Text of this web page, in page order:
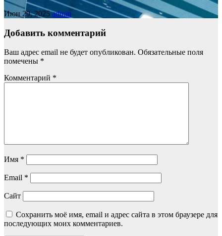
Июн 29, 2025admin
Добавить комментарий
Ваш адрес email не будет опубликован. Обязательные поля
помечены *
Комментарий *
Имя *
Email *
Сайт
Сохранить моё имя, email и адрес сайта в этом браузере для
последующих моих комментариев.